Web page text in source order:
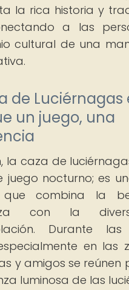
la rica historia y
a las
cultural de una
de Luciérnagas
un juego, una
la caza de
juego nocturno; es
que combina la
con la
Durante
en las
y amigos se
luminosa de las